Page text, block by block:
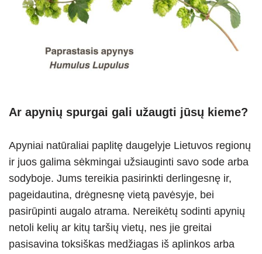
Ar apynių spurgai gali užaugti jūsų kieme?
Apyniai natūraliai paplitę daugelyje Lietuvos regionų
ir juos galima sėkmingai užsiauginti savo sode arba
sodyboje. Jums tereikia pasirinkti derlingesnę ir,
pageidautina, drėgnesnę vietą pavėsyje, bei
pasirūpinti augalo atrama. Nereikėtų sodinti apynių
netoli kelių ar kitų taršių vietų, nes jie greitai
pasisavina toksiškas medžiagas iš aplinkos arba